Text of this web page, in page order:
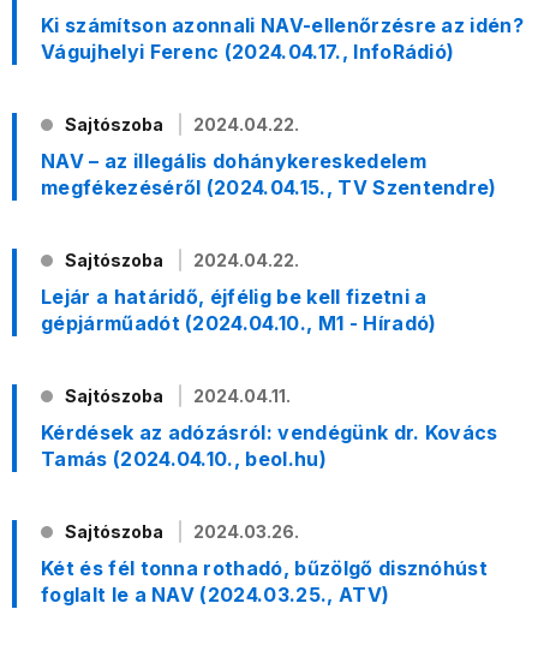
Ki számítson azonnali NAV-ellenőrzésre az idén?
Vágujhelyi Ferenc (2024.04.17., InfoRádió)
Sajtószoba 2024.04.22.
NAV – az illegális dohánykereskedelem
megfékezéséről (2024.04.15., TV Szentendre)
Sajtószoba 2024.04.22.
Lejár a határidő, éjfélig be kell fizetni a
gépjárműadót (2024.04.10., M1 - Híradó)
Sajtószoba 2024.04.11.
Kérdések az adózásról: vendégünk dr. Kovács
Tamás (2024.04.10., beol.hu)
Sajtószoba 2024.03.26.
Két és fél tonna rothadó, bűzölgő disznóhúst
foglalt le a NAV (2024.03.25., ATV)